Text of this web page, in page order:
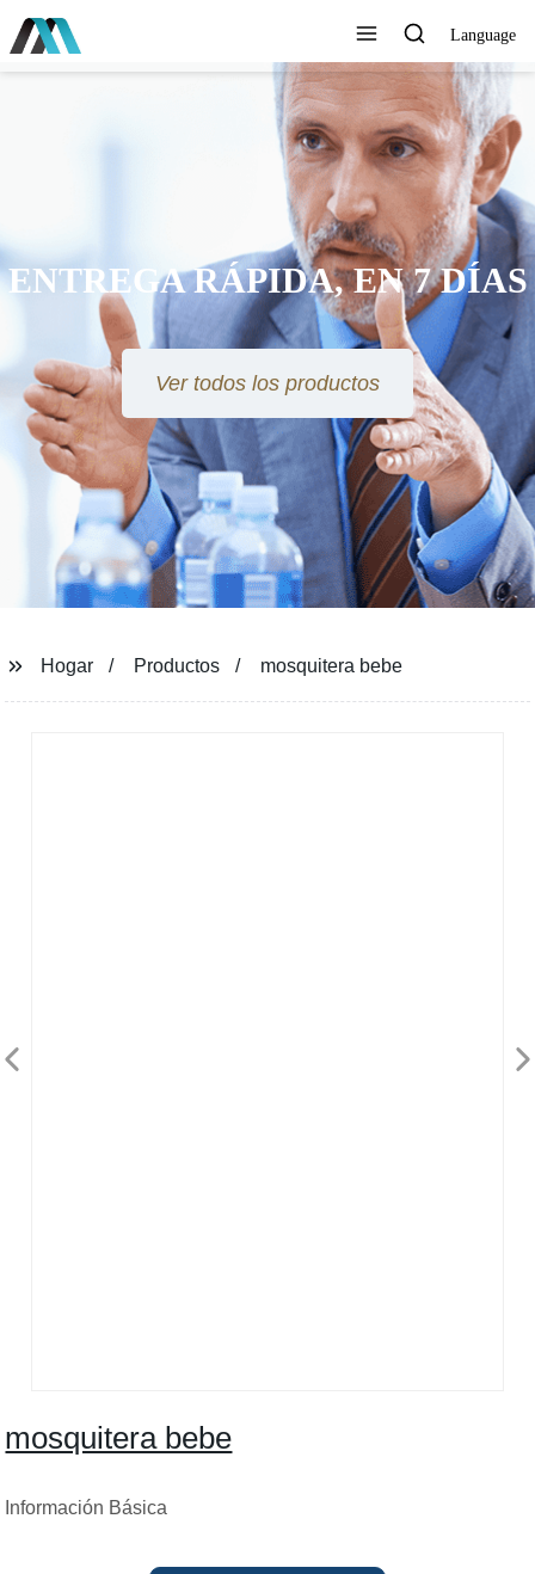
Language
ENTREGA RÁPIDA, EN 7 DÍAS
Ver todos los productos
Hogar Productos mosquitera bebe
mosquitera bebe
Información Básica